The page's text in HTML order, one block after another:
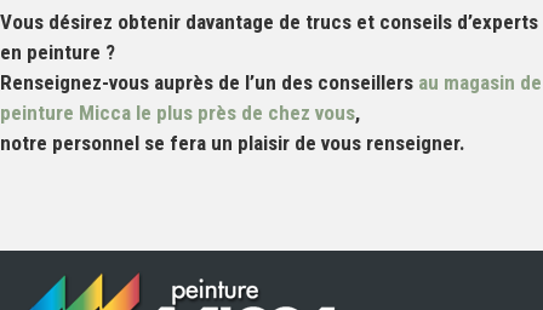
Vous désirez obtenir davantage de trucs et conseils d’experts
en peinture ?
Renseignez-vous auprès de l’un des conseillers au magasin de
peinture Micca le plus près de chez vous,
notre personnel se fera un plaisir de vous renseigner.